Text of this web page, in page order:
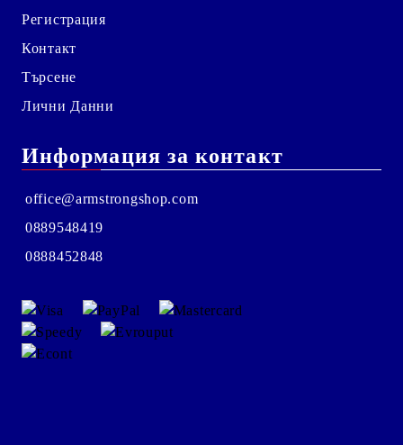
Регистрация
Контакт
Търсене
Лични Данни
Информация за контакт
office@armstrongshop.com
0889548419
0888452848